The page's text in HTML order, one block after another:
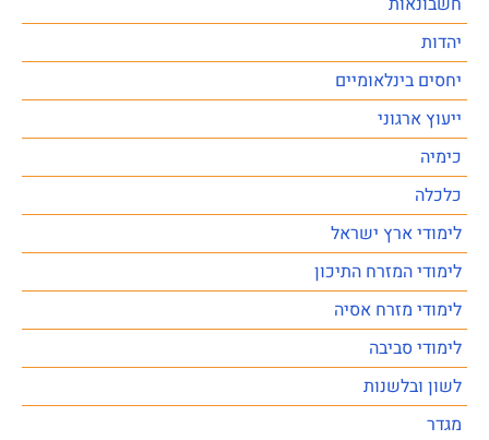
יהדות
יחסים בינלאומיים
ייעוץ ארגוני
כימיה
כלכלה
לימודי ארץ ישראל
לימודי המזרח התיכון
לימודי מזרח אסיה
לימודי סביבה
לשון ובלשנות
מגדר